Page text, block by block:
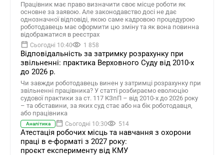
Працівник має право визначити своє місце роботи як
основне за заявою. Але законодавство досі не дає
однозначної відповіді, якою саме кадровою процедурою
роботодавець має оформити цю зміну та як вона повинна
відображатися в реєстрах
Сьогодні 10:40 1 858
Відповідальність за затримку розрахунку при
звільненні: практика Верховного Суду від 2010-х
до 2026 р.
Чи завжди роботодавець винен у затримці розрахунку при
звільненні працівника? У статті розбираємо еволюцію
судової практики за ст. 117 КЗпП – від 2010-х до 2026 року
– та обставини, за яких суд стає або на бік роботодавця,
або працівника
Аналітика Сьогодні 10:30 514
Атестація робочих місць та навчання з охорони
праці в е-форматі з 2027 року:
проєкт експерименту від КМУ